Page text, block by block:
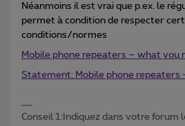
Néanmoins il est vrai que p.ex. le
permet à condition de respecter
conditions/normes
Mobile phone repeaters – what you
Statement: Mobile phone repeaters
Conseil 1:Indiquez dans votre forum